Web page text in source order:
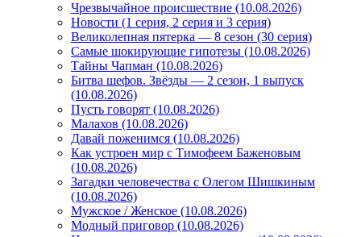
Чрезвычайное происшествие (10.08.2026)
Новости (1 серия, 2 серия и 3 серия)
Великолепная пятерка — 8 сезон (30 серия)
Самые шокирующие гипотезы (10.08.2026)
Тайны Чапман (10.08.2026)
Битва шефов. Звёзды — 2 сезон, 1 выпуск
(10.08.2026)
Пусть говорят (10.08.2026)
Малахов (10.08.2026)
Давай поженимся (10.08.2026)
Как устроен мир с Тимофеем Баженовым
(10.08.2026)
Загадки человечества с Олегом Шишкиным
(10.08.2026)
Мужское / Женское (10.08.2026)
Модный приговор (10.08.2026)